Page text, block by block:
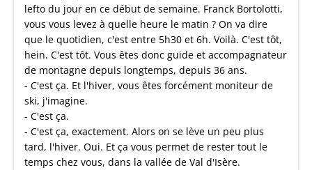
lefto du jour en ce début de semaine. Franck Bortolotti,
vous vous levez à quelle heure le matin ? On va dire
que le quotidien, c'est entre 5h30 et 6h. Voilà. C'est tôt,
hein. C'est tôt. Vous êtes donc guide et accompagnateur
de montagne depuis longtemps, depuis 36 ans.
- C'est ça. Et l'hiver, vous êtes forcément moniteur de
ski, j'imagine.
- C'est ça.
- C'est ça, exactement. Alors on se lève un peu plus
tard, l'hiver. Oui. Et ça vous permet de rester tout le
temps chez vous, dans la vallée de Val d'Isère.